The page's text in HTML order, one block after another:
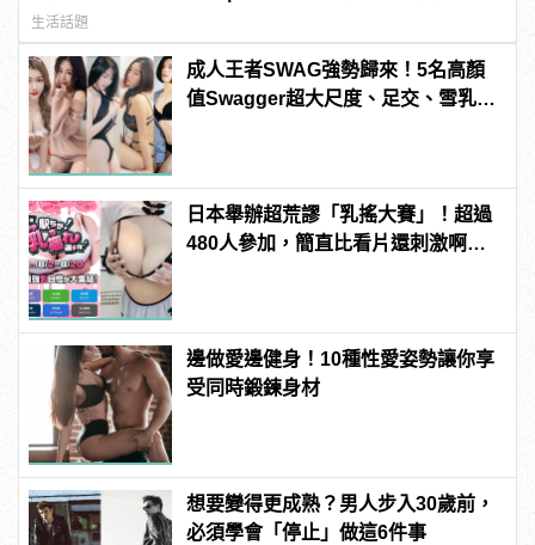
生活話題
成人王者SWAG強勢歸來！5名高顏
值Swagger超大尺度、足交、雪乳、
日本舉辦超荒謬「乳搖大賽」！超過
480人參加，簡直比看片還刺激啊！ |
邊做愛邊健身！10種性愛姿勢讓你享
受同時鍛鍊身材
想要變得更成熟？男人步入30歲前，
必須學會「停止」做這6件事